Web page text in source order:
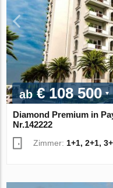
ab€ 108 500
Diamond Premium in
Nr.142222
Zimmer: 1+1, 2+1,